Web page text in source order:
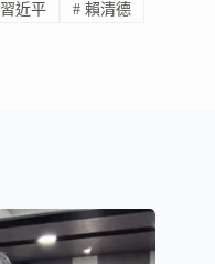
習近平 # 賴清德